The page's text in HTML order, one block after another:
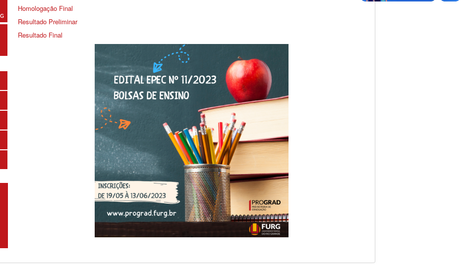
Homologação Final
Resultado Preliminar
Resultado Final